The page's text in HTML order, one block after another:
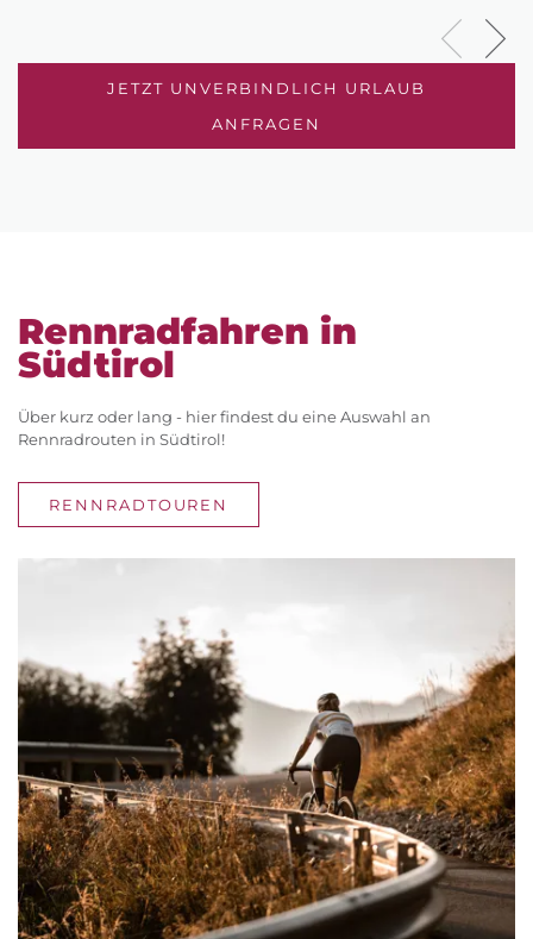
JETZT UNVERBINDLICH URLAUB
ANFRAGEN
Rennradfahren in
Südtirol
Über kurz oder lang - hier findest du eine Auswahl an
Rennradrouten in Südtirol!
RENNRADTOUREN